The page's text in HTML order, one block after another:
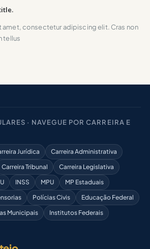
amet, consectetur adipiscing elit. Cras non
tellus
· NAVEGUE POR CARREIRA E
Jurídica
Carreira Administrativa
Carreira Tribunal
Carreira Legislativa
INSS MPU
MP Estaduais
Polícias Civis
Educação Federal
Municipais Institutos Federais